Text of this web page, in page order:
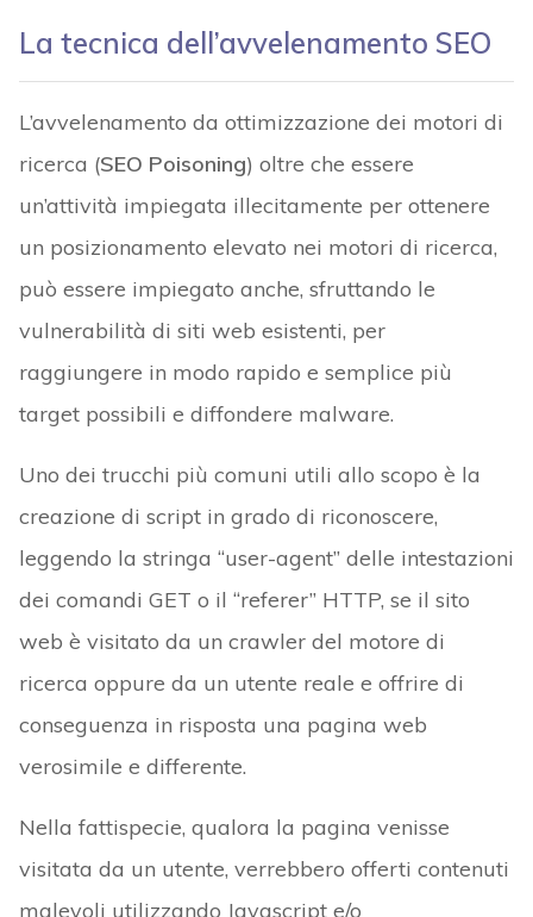
La tecnica dell’avvelenamento SEO
L’avvelenamento da ottimizzazione dei motori di
ricerca (SEO Poisoning) oltre che essere
un’attività impiegata illecitamente per ottenere
un posizionamento elevato nei motori di ricerca,
può essere impiegato anche, sfruttando le
vulnerabilità di siti web esistenti, per
raggiungere in modo rapido e semplice più
target possibili e diffondere malware.
Uno dei trucchi più comuni utili allo scopo è la
creazione di script in grado di riconoscere,
leggendo la stringa “user-agent” delle intestazioni
dei comandi GET o il “referer” HTTP, se il sito
web è visitato da un crawler del motore di
ricerca oppure da un utente reale e offrire di
conseguenza in risposta una pagina web
verosimile e differente.
Nella fattispecie, qualora la pagina venisse
visitata da un utente, verrebbero offerti contenuti
malevoli utilizzando Javascript e/o